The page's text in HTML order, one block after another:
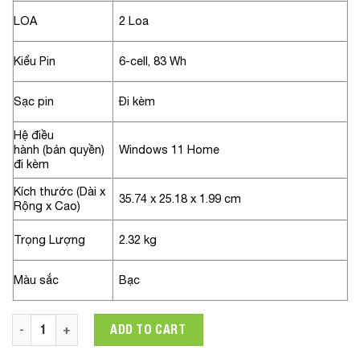
LOA 2 Loa
Kiểu Pin 6-cell, 83 Wh
Sạc pin Đi kèm
Hệ điều
hành (bản quyền)
đi kèm
Windows 11 Home
Kích thước (Dài x
Rộng x Cao)
35.74 x 25.18 x 1.99 cm
Trọng Lượng 2.32 kg
Màu sắc Bạc
Laptop HP Envy 16-h0205TX 7C0T2PA (Core i9-12900H/
ADD TO CART